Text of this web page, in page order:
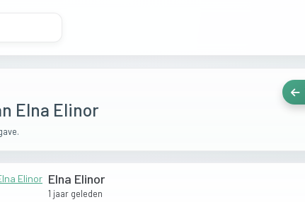
Elna Elinor
Elna Elinor
1 jaar geleden